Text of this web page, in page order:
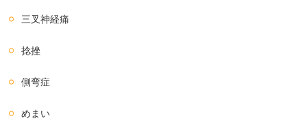
三叉神経痛
捻挫
側弯症
めまい